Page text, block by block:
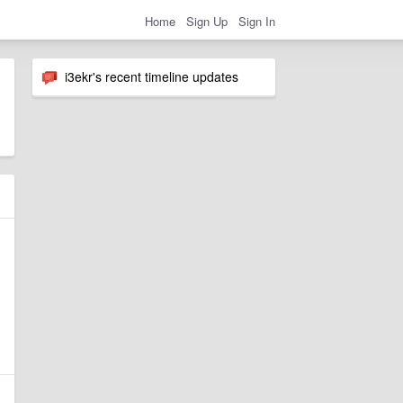
Home Sign Up Sign In
i3ekr's recent timeline updates